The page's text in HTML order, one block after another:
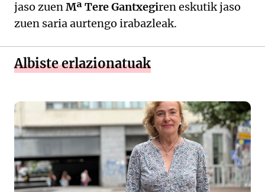
jaso zuenMª Tere Gantxegiren eskutik jaso
zuen saria aurtengo irabazleak.
Albiste erlazionatuak